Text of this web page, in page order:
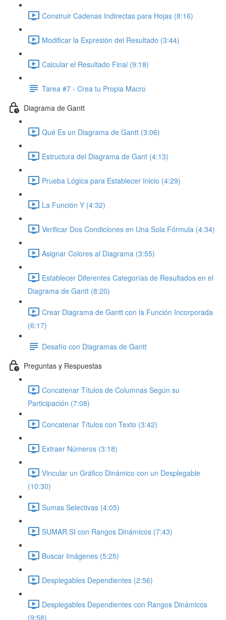
Construir Cadenas Indirectas para Hojas (8:16)
Modificar la Expresión del Resultado (3:44)
Calcular el Resultado Final (9:18)
Tarea #7 - Crea tu Propia Macro
Diagrama de Gantt
Qué Es un Diagrama de Gantt (3:06)
Estructura del Diagrama de Gant (4:13)
Prueba Lógica para Establecer Inicio (4:29)
La Función Y (4:32)
Verificar Dos Condiciones en Una Sola Fórmula (4:34)
Asignar Colores al Diagrama (3:55)
Establecer Diferentes Categorías de Resultados en el
Diagrama de Gantt (8:20)
Crear Diagrama de Gantt con la Función Incorporada
(6:17)
Desafío con Diagramas de Gantt
Preguntas y Respuestas
Concatenar Títulos de Columnas Según su
Participación (7:08)
Concatenar Títulos con Texto (3:42)
Extraer Números (3:18)
Vincular un Gráfico Dinámico con un Desplegable
(10:30)
Sumas Selectivas (4:05)
SUMAR.SI con Rangos Dinámicos (7:43)
Buscar Imágenes (5:25)
Desplegables Dependientes (2:56)
Desplegables Dependientes con Rangos Dinámicos
(9:58)